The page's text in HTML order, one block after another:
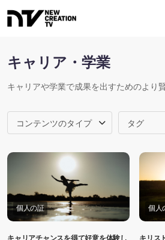
キャリア・学業
キャリアや学業で成果を出すためのより賢
コンテンツのタイプ タグ
個人の証
キャリアチャンスを得て好意を体験し
個人
キリス